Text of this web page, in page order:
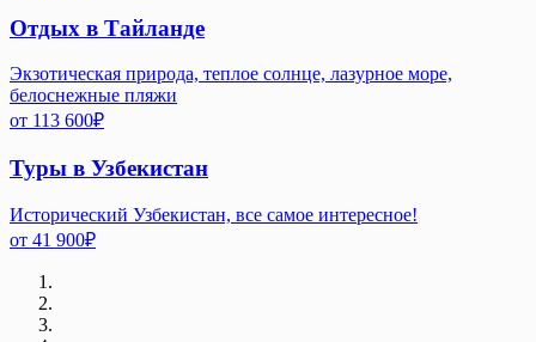
Отдых в Тайланде
Экзотическая природа, теплое солнце, лазурное море,
белоснежные пляжи
от 113 600₽
Туры в Узбекистан
Исторический Узбекистан, все самое интересное!
от 41 900₽